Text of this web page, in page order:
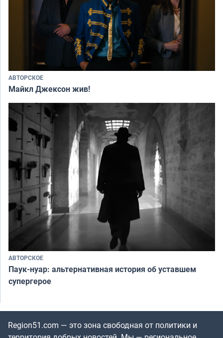
АВТОРСКОЕ
Майкл Джексон жив!
АВТОРСКОЕ
Паук-нуар: альтернативная история об уставшем
супергерое
Region51.com — это зона свободная от политики и